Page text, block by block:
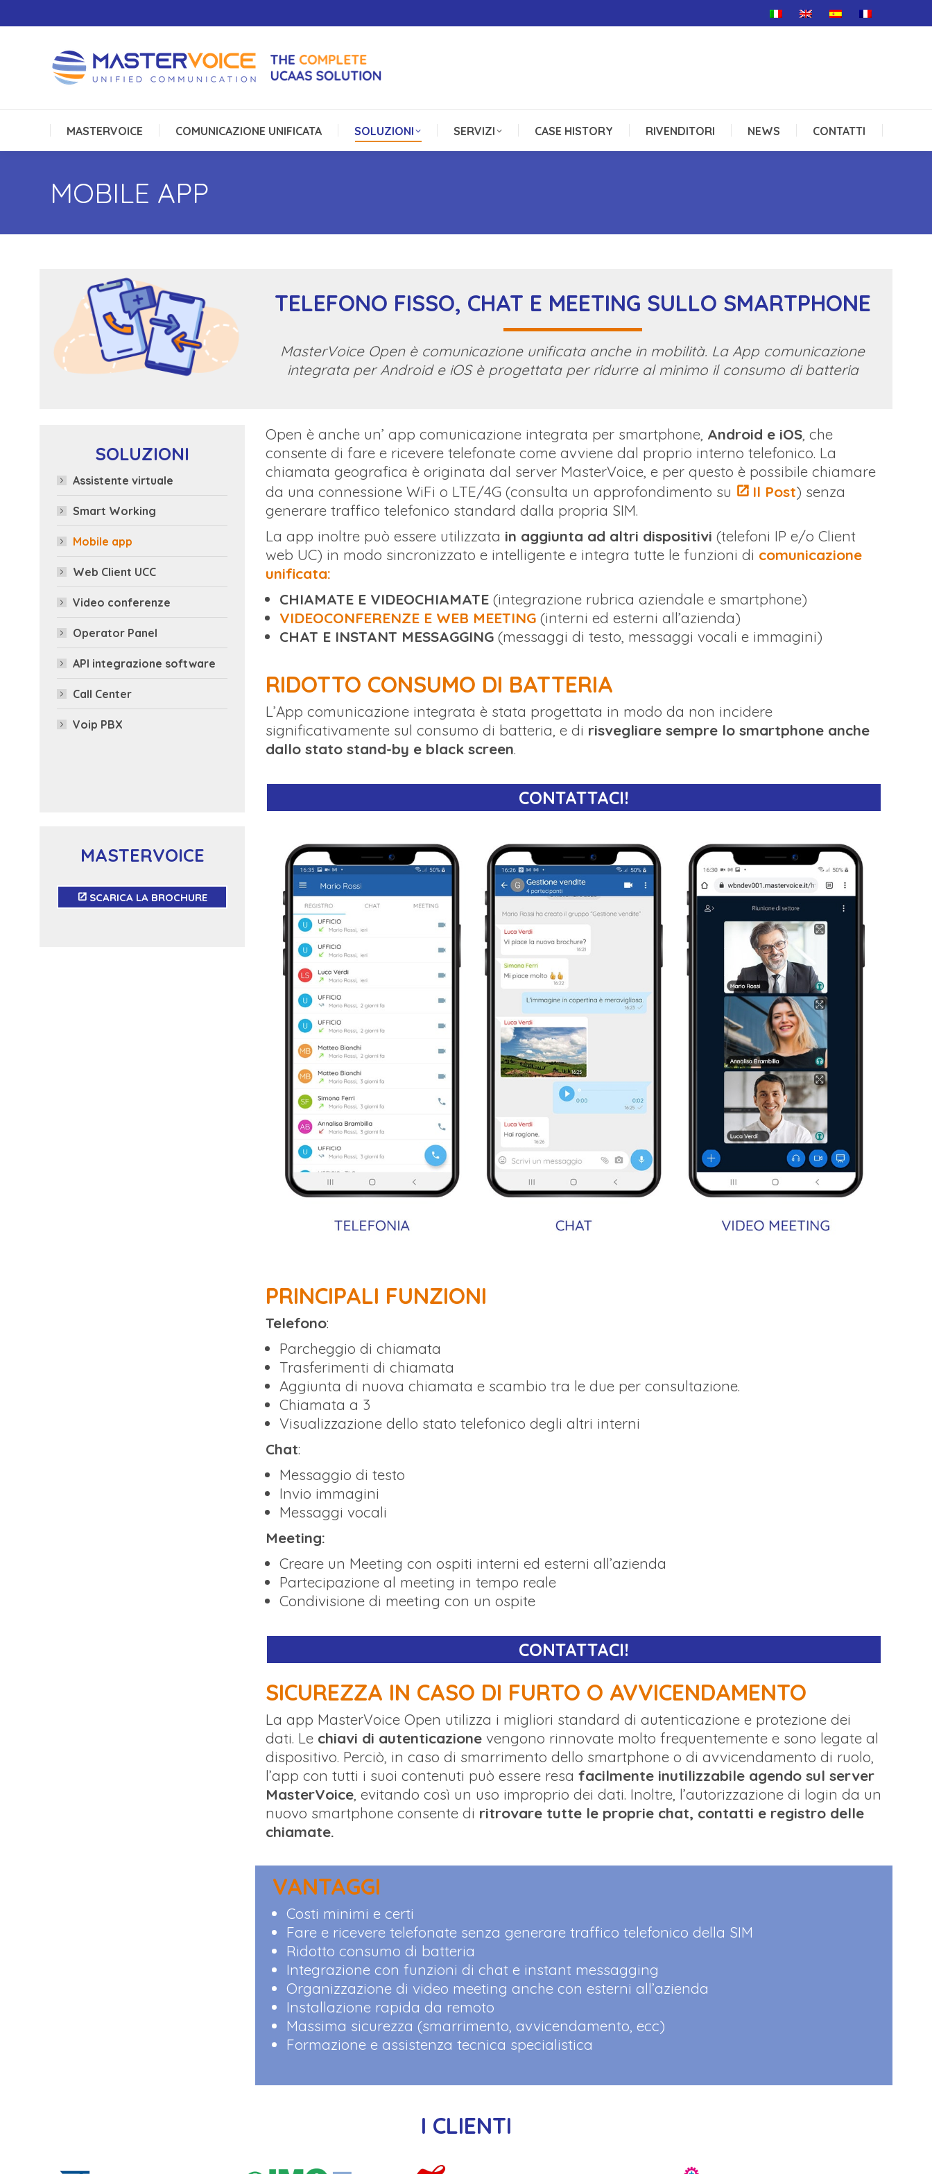
MASTERVOICE COMUNICAZIONE UNIFICATA SOLUZIONI SERVIZI CASE HISTORY RIVENDITORI NEWS CONTATTI
MOBILE APP
TELEFONO FISSO, CHAT E MEETING SULLO SMARTPHONE
MasterVoice Open è comunicazione unificata anche in mobilità. La App comunicazione
integrata per Android e iOS è progettata per ridurre al minimo il consumo di batteria
SOLUZIONI
Assistente virtuale
Smart Working
Mobile app
Web Client UCC
Video conferenze
Operator Panel
API integrazione software
Call Center
Voip PBX
MASTERVOICE
SCARICA LA BROCHURE
Open è anche un’ app comunicazione integrata per smartphone, Android e iOS , che
consente di fare e ricevere telefonate come avviene dal proprio interno telefonico. La
chiamata geografica è originata dal server MasterVoice, e per questo è possibile chiamare
da una connessione WiFi o LTE/4G (consulta un approfondimento su
Il Post) senza
generare traffico telefonico standarddalla propria SIM.
La app inoltre può essere utilizzata in aggiunta ad altri dispositivi (telefoni IP e/o Client
web UC) in modo sincronizzato e intelligente e integra tutte le funzioni di comunicazione
unificata:
CHIAMATE E VIDEOCHIAMATE (integrazione rubrica aziendale e smartphone)
VIDEOCONFERENZE E WEB MEETING (interni ed esterni all’azienda)
CHAT E INSTANT MESSAGGING (messaggi di testo, messaggi vocali e immagini)
RIDOTTO CONSUMO DI BATTERIA
L’App comunicazione integrata è stata progettata in modo da non incidere
significativamente sul consumo di batteria, e di risvegliare sempre lo smartphone anche
dallo stato stand-by e black screen.
CONTATTACI!
PRINCIPALI FUNZIONI
Telefono:
Parcheggio di chiamata
Trasferimenti di chiamata
Aggiunta di nuova chiamata e scambio tra le due per consultazione.
Chiamata a 3
Visualizzazione dello stato telefonico degli altri interni
Chat:
Messaggio di testo
Invio immagini
Messaggi vocali
Meeting:
Creare un Meeting con ospiti interni ed esterni all’azienda
Partecipazione al meeting in tempo reale
Condivisione di meeting con un ospite
CONTATTACI!
SICUREZZA IN CASO DI FURTO O AVVICENDAMENTO
La app MasterVoice Open utilizza i migliori standard di autenticazione e protezione dei
dati. Le chiavi di autenticazione vengono rinnovate molto frequentemente e sono legate al
dispositivo. Perciò, in caso di smarrimento dello smartphone o di avvicendamento di ruolo,
l’app con tutti i suoi contenuti può essere resafacilmente inutilizzabile agendo sul server
MasterVoice , evitando così un uso improprio dei dati. Inoltre, l’autorizzazione di login da un
nuovo smartphone consente di ritrovare tutte le proprie chat, contatti e registro delle
chiamate.
VANTAGGI
Costi minimi e certi
Fare e ricevere telefonate senza generare traffico telefonico della SIM
Ridotto consumo di batteria
Integrazione con funzioni di chat e instant messagging
Organizzazione di video meeting anche con esterni all’azienda
Installazione rapida da remoto
Massima sicurezza (smarrimento, avvicendamento, ecc)
Formazione e assistenza tecnica specialistica
I CLIENTI
NEWS CONTATTI